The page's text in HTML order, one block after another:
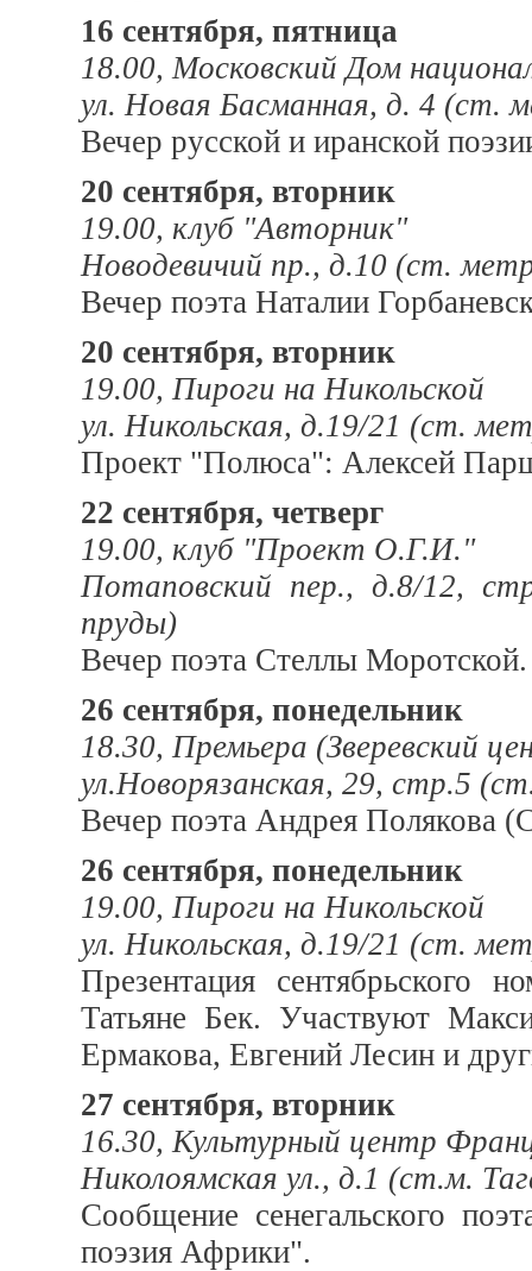
16 сентября, пятница
18.00, Московский Дом
ул. Новая Басманная, д. 4 (ст.
Вечер русской и иранской
20 сентября, вторник
19.00, клуб "Авторник"
Новодевичий пр., д.10 (ст.
Вечер поэта Наталии
20 сентября, вторник
19.00, Пироги на Никольской
ул. Никольская, д.19/21 (ст.
Проект "Полюса": Алексей
22 сентября, четверг
19.00, клуб "Проект О.Г.И."
Потаповский пер., д.8/12,
пруды)
Вечер поэта Стеллы Моротской.
26 сентября, понедельник
18.30, Премьера (Зверевский
ул.Новорязанская, 29, стр.5
Вечер поэта Андрея Полякова
26 сентября, понедельник
19.00, Пироги на Никольской
ул. Никольская, д.19/21 (ст.
Презентация сентябрьского
Татьяне Бек. Участвуют
Ермакова, Евгений Лесин и
27 сентября, вторник
16.30, Культурный центр
Николоямская ул., д.1 (ст.м.
Сообщение сенегальского
поэзия Африки".